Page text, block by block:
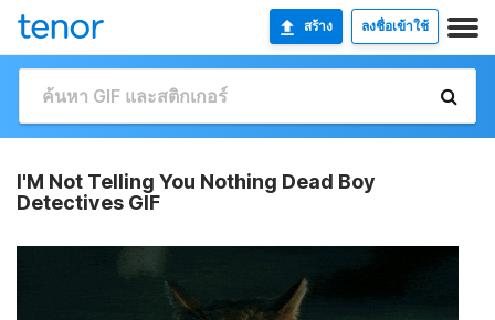
สร้าง ลงชื่อเข้าใช้
I'M Not Telling You Nothing Dead Boy
Detectives GIF